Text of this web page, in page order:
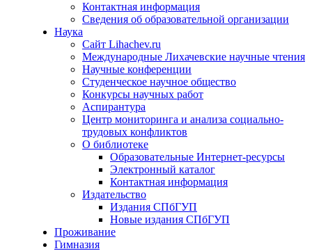
Контактная информация
Сведения об образовательной организации
Наука
Сайт Lihachev.ru
Международные Лихачевские научные чтения
Научные конференции
Студенческое научное общество
Конкурсы научных работ
Аспирантура
Центр мониторинга и анализа социально-
трудовых конфликтов
О библиотеке
Образовательные Интернет-ресурсы
Электронный каталог
Контактная информация
Издательство
Издания СПбГУП
Новые издания СПбГУП
Проживание
Гимназия